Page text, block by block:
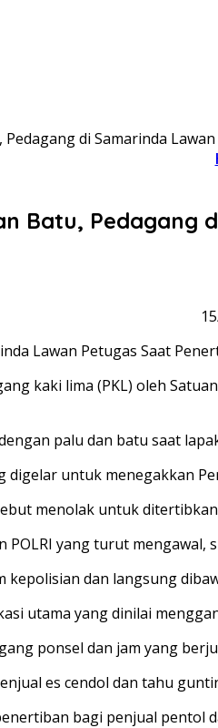
Pedagang di Samarinda
Batu, Pedagang
kaki lima (PKL) oleh
palu dan batu saat
untuk menegakkan
menolak untuk
yang turut mengawal,
dan langsung
utama yang dinilai
ponsel dan jam yang
es cendol dan tahu
bagi penjual pentol